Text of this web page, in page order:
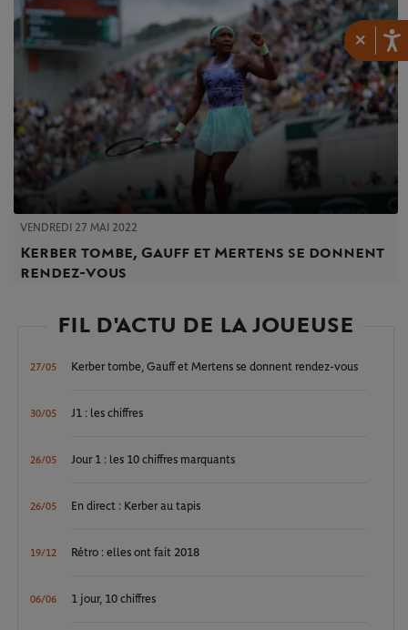
×
VENDREDI 27 MAI 2022
Kerber tombe, Gauff et Mertens se donnent
rendez-vous
FIL D'ACTU DE LA JOUEUSE
27/05 Kerber tombe, Gauff et Mertens se donnent rendez-vous
30/05 J1 : les chiffres
26/05 Jour 1 : les 10 chiffres marquants
26/05 En direct : Kerber au tapis
19/12 Rétro : elles ont fait 2018
06/06 1 jour, 10 chiffres